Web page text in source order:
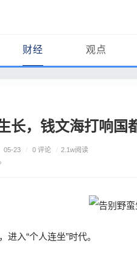
财经 观点
长，钱文海打响国
05-23 / 0 评论 / 2.1w阅读
›
进入“个人连坐”时代。